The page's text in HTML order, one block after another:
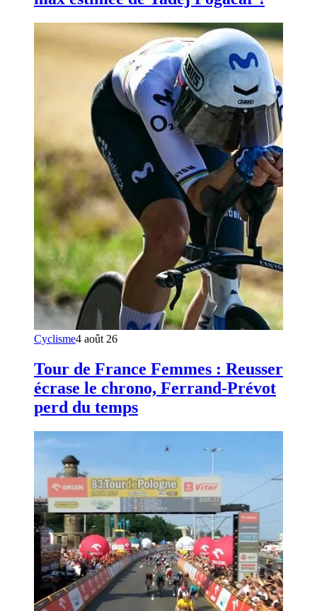
Cyclisme4 août 26
Tour de France Femmes : Reusser
écrase le chrono, Ferrand-Prévot
perd du temps